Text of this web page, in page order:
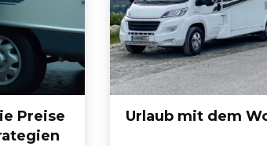
Preise
Urlaub mit dem